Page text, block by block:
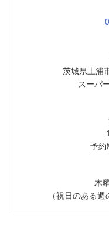
茨城県土浦
スーパ
予約
木
（祝日のある